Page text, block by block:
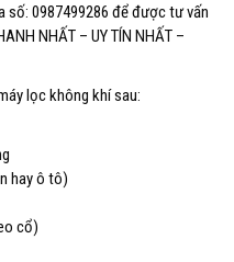
số: 0987499286 để được tư vấn
NHẤT – UY TÍN NHẤT –
lọc không khí sau:
hay ô tô)
cổ)